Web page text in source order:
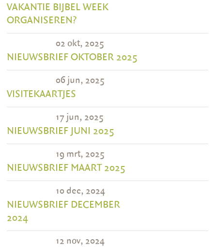
VAKANTIE BIJBEL WEEK
ORGANISEREN?
02 okt, 2025
NIEUWSBRIEF OKTOBER 2025
06 jun, 2025
VISITEKAARTJES
17 jun, 2025
NIEUWSBRIEF JUNI 2025
19 mrt, 2025
NIEUWSBRIEF MAART 2025
10 dec, 2024
NIEUWSBRIEF DECEMBER
2024
12 nov, 2024